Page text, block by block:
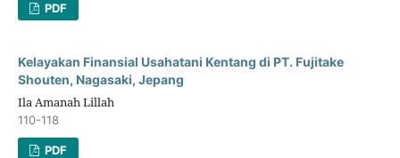
PDF
Kelayakan Finansial Usahatani Kentang di PT. Fujitake
Shouten, Nagasaki, Jepang
Ila Amanah Lillah
110-118
PDF